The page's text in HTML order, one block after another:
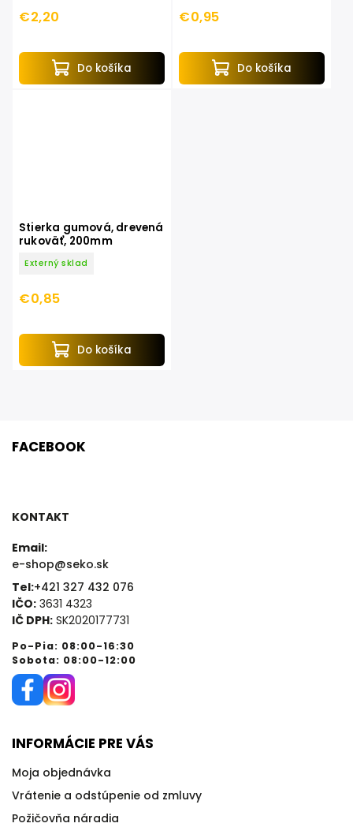
€2,20
Do košíka
€0,95
Do košíka
Stierka gumová, drevená
rukoväť, 200mm
Externý sklad
€0,85
Do košíka
FACEBOOK
KONTAKT
Email:
e-shop@seko.sk
Tel:+421 327 432 076
IČO: 3631 4323
IČ DPH: SK2020177731
Po-Pia: 08:00-16:30
Sobota: 08:00-12:00
INFORMÁCIE PRE VÁS
Moja objednávka
Vrátenie a odstúpenie od zmluvy
Požičovňa náradia